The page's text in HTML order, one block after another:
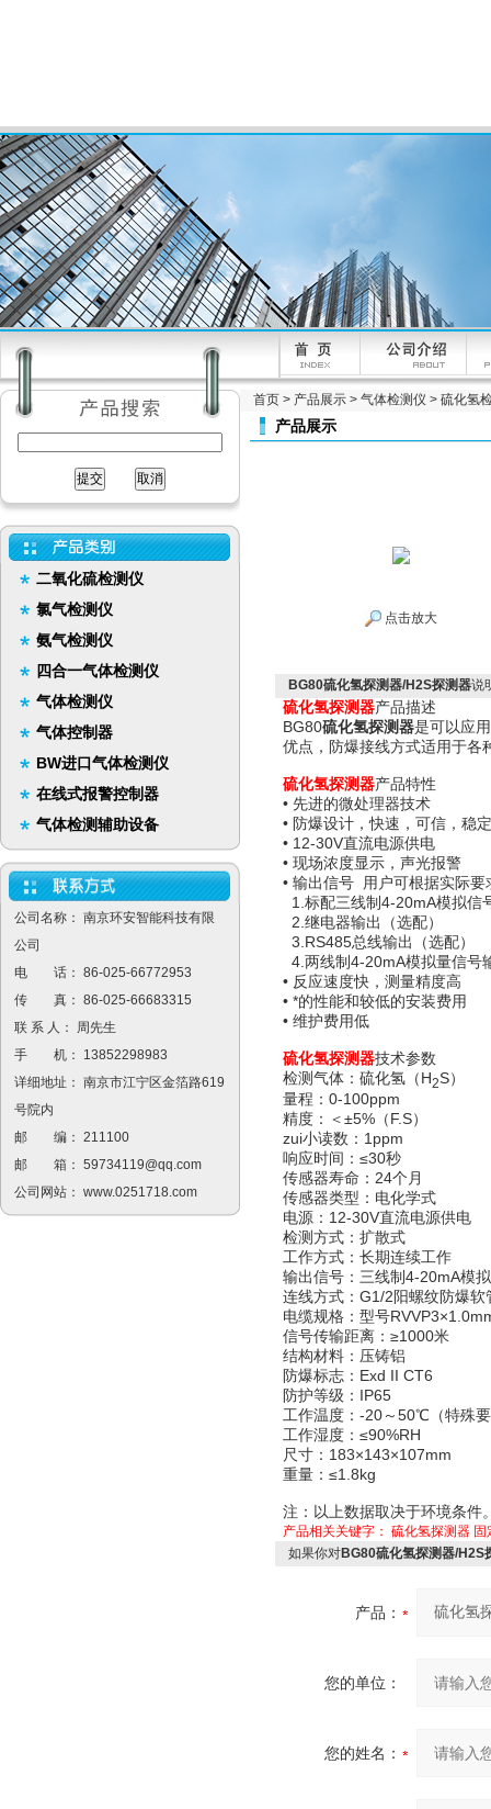
二氧化硫检测仪
氯气检测仪
氨气检测仪
四合一气体检测仪
气体检测仪
气体控制器
BW进口气体检测仪
在线式报警控制器
气体检测辅助设备
公司名称： 南京环安智能科技有限
公司
电 话： 86-025-66772953
传 真： 86-025-66683315
联 系 人： 周先生
手 机： 13852298983
详细地址： 南京市江宁区金箔路619
号院内
邮 编： 211100
邮 箱： 59734119@qq.com
公司网站： www.0251718.com
首页 > 产品展示 > 气体检测仪 > 硫化氢
产品展示
点击放大
BG80硫化氢探测器/H2S探测器说
硫化氢探测器产品描述
BG80硫化氢探测器是可以应
优点，防爆接线方式适用于各
硫化氢探测器产品特性
• 先进的微处理器技术
• 防爆设计，快速，可信，稳
• 12-30V直流电源供电
• 现场浓度显示，声光报警
• 输出信号 用户可根据实际
1.标配三线制4-20mA模拟信
2.继电器输出（选配）
3.RS485总线输出（选配）
4.两线制4-20mA模拟量信号
• 反应速度快，测量精度高
• *的性能和较低的安装费用
• 维护费用低
硫化氢探测器技术参数
检测气体：硫化氢（H2S）
量程：0-100ppm
精度：＜±5%（F.S）
zui小读数：1ppm
响应时间：≤30秒
传感器寿命：24个月
传感器类型：电化学式
电源：12-30V直流电源供电
检测方式：扩散式
工作方式：长期连续工作
输出信号：三线制4-20mA模
连线方式：G1/2阳螺纹防爆软
电缆规格：型号
信号传输距离：≥1000米
结构材料：压铸铝
防爆标志：Exd II CT6
防护等级：IP65
工作温度：-20～50℃（特殊
工作湿度：≤90%RH
尺寸：183×143×107mm
重量：≤1.8kg
注：以上数据取决于环境条件
产品相关关键字： 硫化氢探测器 固
如果你对BG80硫化氢探测器/H2S
产品：
您的单位：
您的姓名：